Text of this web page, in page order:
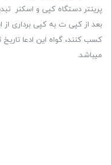
پرینتر دستگاه کپی و اسکنر
بعد از کپی ت به کپی برداری از
کسب کنند، گواه این ادعا
میباشد.